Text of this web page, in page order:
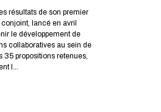
résultats de son premier
lancé en avril
le développement de
collaboratives au sein de
35 propositions retenues,
l...